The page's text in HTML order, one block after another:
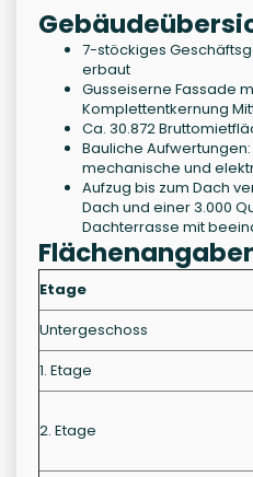
7-stöckiges
erbaut
Gusseiserne Fassade
Komplettentkernung
Ca. 30.872
Bauliche
mechanische und
Aufzug bis zum Dach
Dach und einer 3.000
Dachterrasse mit
Etage
Untergeschoss
1. Etage
2. Etage